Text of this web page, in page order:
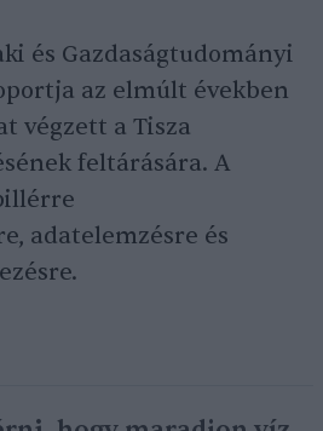
és Gazdaságtudományi
az elmúlt években
végzett a Tisza
feltárására. A
adatelemzésre és